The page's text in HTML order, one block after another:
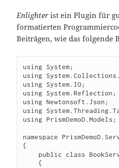
Enlighter ist ein Plugin für
formatierten
Beiträgen, wie das folgende
using System;
using
using System.IO;
using System.Reflection;
using Newtonsoft.Json;
using
using PrismDemoD.Models;
namespace
{
    {